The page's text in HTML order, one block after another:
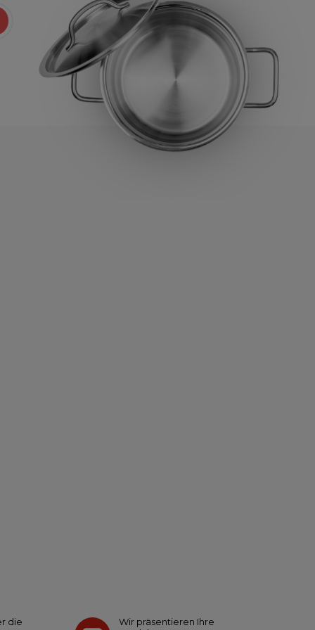
die
Wir präsentieren Ihre